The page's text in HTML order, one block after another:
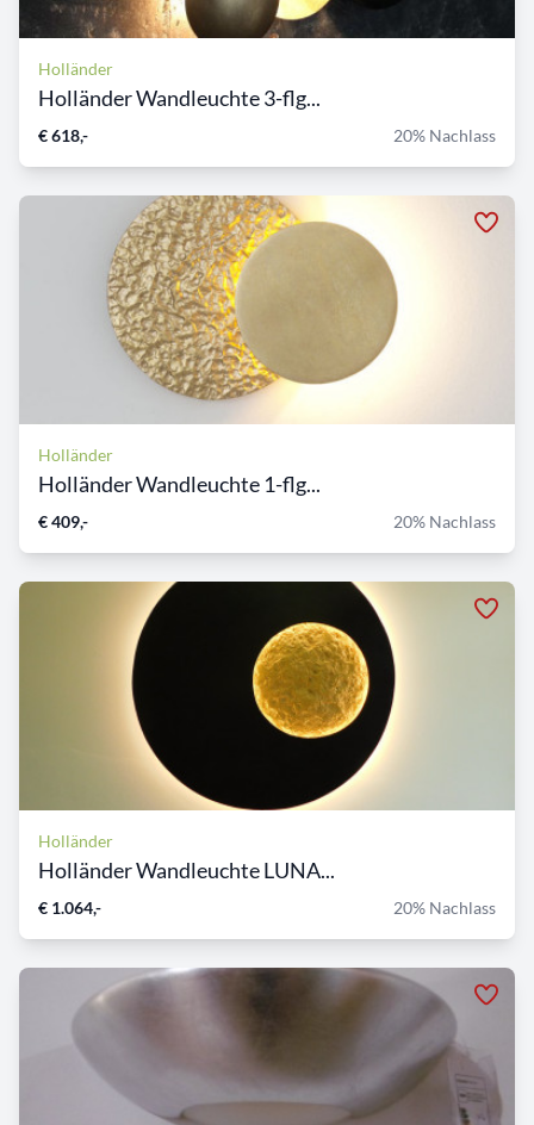
Holländer
Holländer Wandleuchte 3-flg...
€ 618,- 20% Nachlass
Holländer
Holländer Wandleuchte 1-flg...
€ 409,- 20% Nachlass
Holländer
Holländer Wandleuchte LUNA...
€ 1.064,- 20% Nachlass